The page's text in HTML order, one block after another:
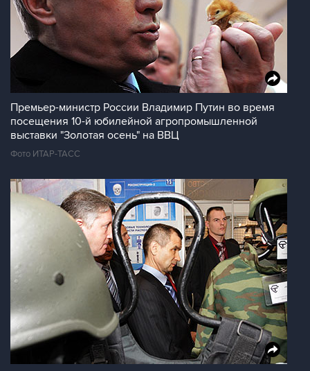
Премьер-министр России Владимир Путин во время
посещения 10-й юбилейной агропромышленной
выставки "Золотая осень" на ВВЦ
Фото ИТАР-ТАСС